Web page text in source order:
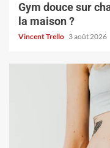
Gym douce sur
la maison ?
Vincent Trello 3 août 2026